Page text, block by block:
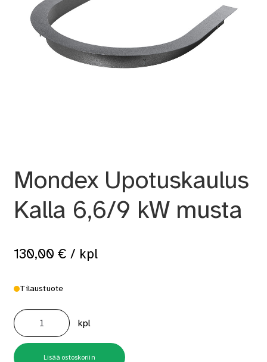
Mondex Upotuskaulus
Kalla 6,6/9 kW musta
130,00 € / kpl
Tilaustuote
Mondex
Upotuskaulus
Kalla
6,6/9
kW
musta
määrä
kpl
Lisää ostoskoriin